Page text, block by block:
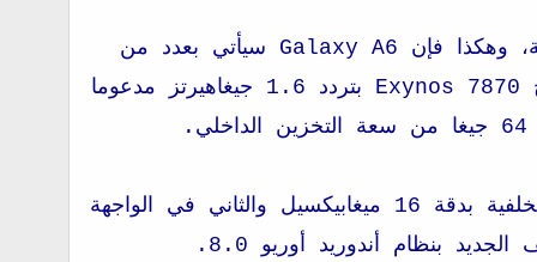
ويعتبر الهاتفين الجديدين من سامسونغ من الهواتف متوسطة المواصفات التقينة، وهكذا فإن Galaxy A6 سيأتي بعدد من
المميزات من بينها شاشة Super AMOLED بقياس 5.6 إنش بالإضافة إلى معالج Exynos 7870 بتردد 1.6 جيغاهيرتز مدعوما
بالإضافة إلى ذلك فإن Galaxy A6 سيأتي كذلك بكاميرتين الأولى في الواجهة الخلفية بدقة 16 ميغابيكسيل والثاني في الواجهة